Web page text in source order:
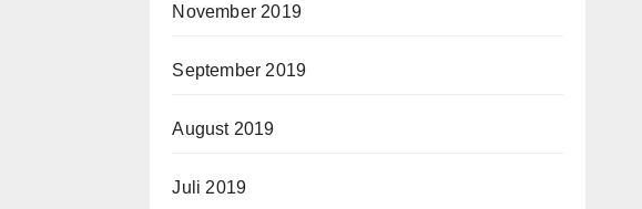
November 2019
September 2019
August 2019
Juli 2019